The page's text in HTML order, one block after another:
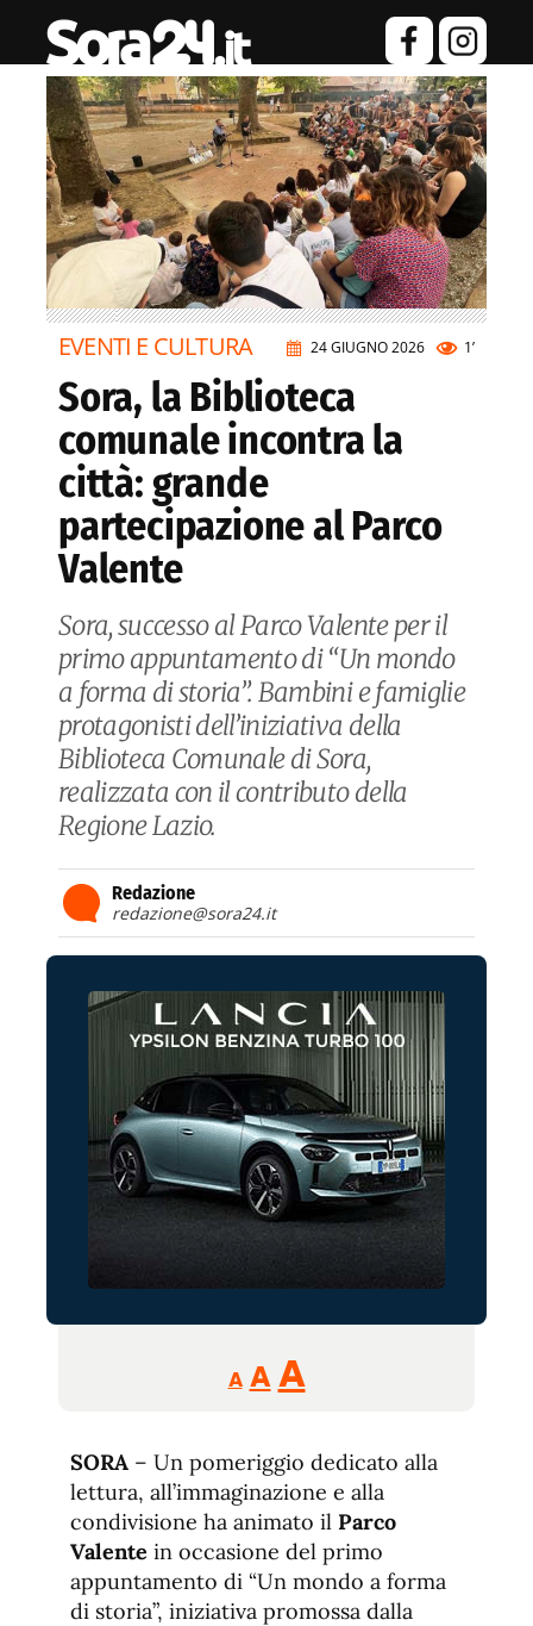
24 GIUGNO 2026 1’
EVENTI E CULTURA
Sora, la Biblioteca
comunale incontra la
città: grande
partecipazione al Parco
Valente
Sora, successo al Parco Valente per il
primo appuntamento di “Un mondo
a forma di storia”. Bambini e famiglie
protagonisti dell’iniziativa della
Biblioteca Comunale di Sora,
realizzata con il contributo della
Regione Lazio.
Redazione
redazione@sora24.it
A
Reducir
tamaño
A Restablecer
tamaño
de
fuente
AAumentar
de
fuente.
SORA – Un pomeriggio dedicato alla
lettura, all’immaginazione e alla
condivisione ha animato il Parco
Valente in occasione del primo
appuntamento di “Un mondo a forma
di storia”, iniziativa promossa dalla